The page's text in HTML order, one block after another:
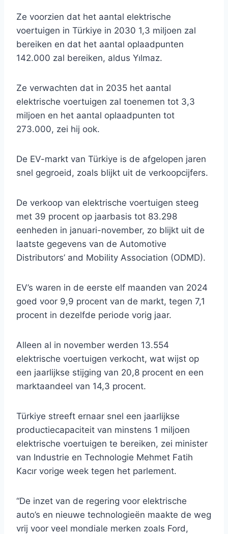
Ze voorzien dat het aantal elektrische
voertuigen in Türkiye in 2030 1,3 miljoen zal
bereiken en dat het aantal oplaadpunten
142.000 zal bereiken, aldus Yılmaz.
Ze verwachten dat in 2035 het aantal
elektrische voertuigen zal toenemen tot 3,3
miljoen en het aantal oplaadpunten tot
273.000, zei hij ook.
De EV-markt van Türkiye is de afgelopen jaren
snel gegroeid, zoals blijkt uit de verkoopcijfers.
De verkoop van elektrische voertuigen steeg
met 39 procent op jaarbasis tot 83.298
eenheden in januari-november, zo blijkt uit de
laatste gegevens van de Automotive
Distributors’ and Mobility Association (ODMD).
EV’s waren in de eerste elf maanden van 2024
goed voor 9,9 procent van de markt, tegen 7,1
procent in dezelfde periode vorig jaar.
Alleen al in november werden 13.554
elektrische voertuigen verkocht, wat wijst op
een jaarlijkse stijging van 20,8 procent en een
marktaandeel van 14,3 procent.
Türkiye streeft ernaar snel een jaarlijkse
productiecapaciteit van minstens 1 miljoen
elektrische voertuigen te bereiken, zei minister
van Industrie en Technologie Mehmet Fatih
Kacır vorige week tegen het parlement.
“De inzet van de regering voor elektrische
auto’s en nieuwe technologieën maakte de weg
vrij voor veel mondiale merken zoals Ford,